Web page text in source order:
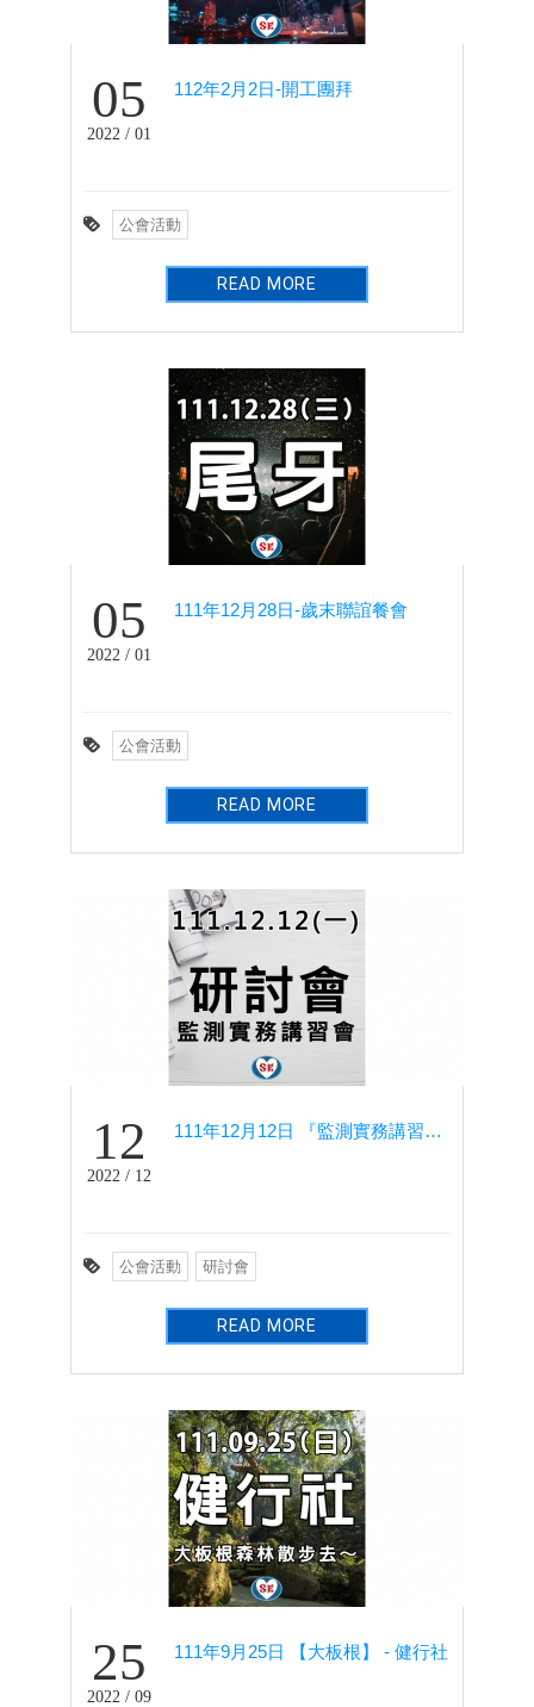
05
2022 / 01
112年2月2日-開工團拜
公會活動
READ MORE
05
2022 / 01
111年12月28日-歲末聯誼餐會
公會活動
READ MORE
12
2022 / 12
111年12月12日 『監測實務講習會』
公會活動 研討會
READ MORE
25
2022 / 09
111年9月25日 【大板根】 - 健行社